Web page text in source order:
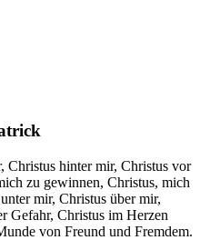
Christus hinter mir, Christus vor
zu gewinnen, Christus, mich
mir, Christus über mir,
Gefahr, Christus im Herzen
von Freund und Fremdem.